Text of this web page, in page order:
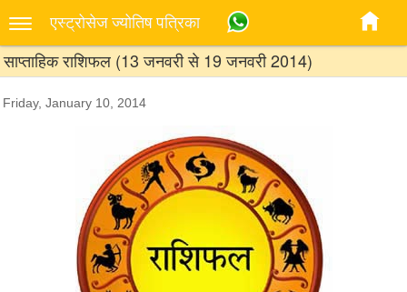
एस्‍ट्रोसेज ज्‍योतिष पत्रिका
साप्ताहिक राशिफल (13 जनवरी से 19 जनवरी 2014)
Friday, January 10, 2014